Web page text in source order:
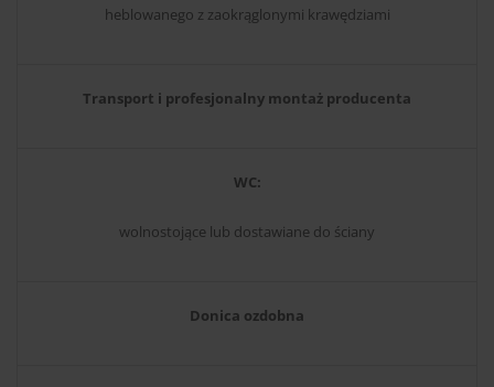
heblowanego z zaokrąglonymi krawędziami
Transport i profesjonalny montaż producenta
WC:
wolnostojące lub dostawiane do ściany
Donica ozdobna